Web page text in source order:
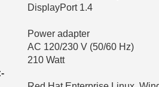
DisplayPort 1.4
Power adapter
AC 120/230 V (50/60 Hz)
210 Watt